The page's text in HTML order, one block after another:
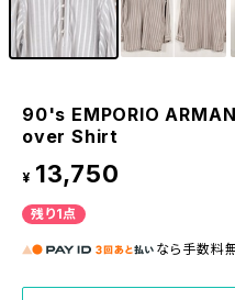
90's EMPORIO
over Shirt
¥ 13,750
残り1点
なら 手数料